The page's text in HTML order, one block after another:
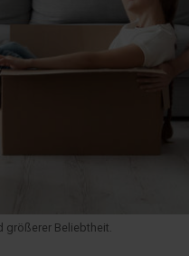
größerer Beliebtheit.